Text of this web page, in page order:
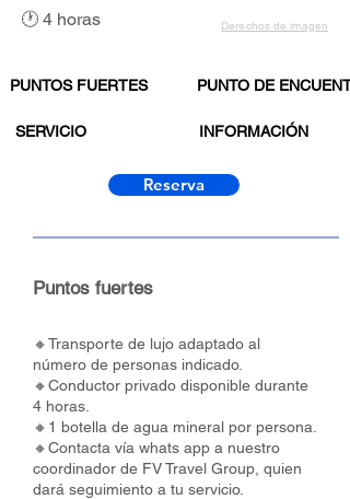
🕐 4 horas Derechos de imagen
PUNTOS FUERTES
SERVICIO
PUNTO DE
INFORMACIÓN
Reserva
Puntos fuertes
🔸Transporte de lujo adaptado al
número de personas indicado.
🔸Conductor privado disponible durante
4 horas.
🔸1 botella de agua mineral por persona.
🔸Contacta vía whats app a nuestro
coordinador de FV Travel Group, quien
dará seguimiento a tu servicio.